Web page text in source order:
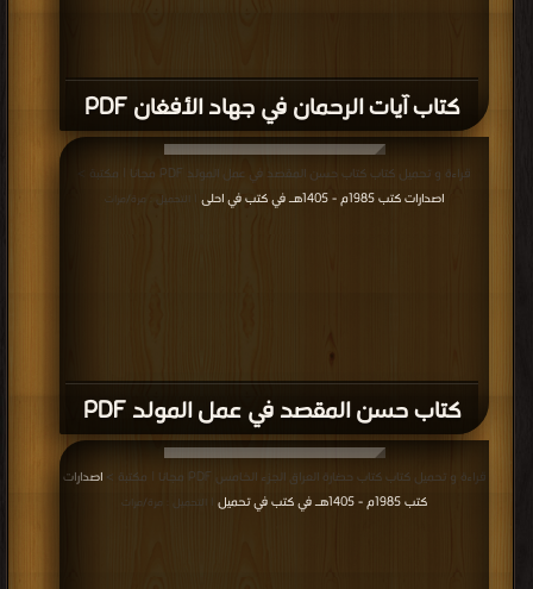
كتاب آيات الرحمان في جهاد الأفغان PDF
كتاب حسن المقصد في عمل المولد PDF
قراءة و تحميل كتاب كتاب حسن المقصد في عمل المولد PDF مجانا | مكتبة >
اصدارات كتب 1985م - 1405هـ في كتب في احلى
| التحميل : مرة/مرات
قراءة و تحميل كتاب كتاب حضارة العراق الجزء الخامس PDF مجانا | مكتبة >
اصدارات
كتب 1985م - 1405هـ في كتب في تحميل
| التحميل : مرة/مرات